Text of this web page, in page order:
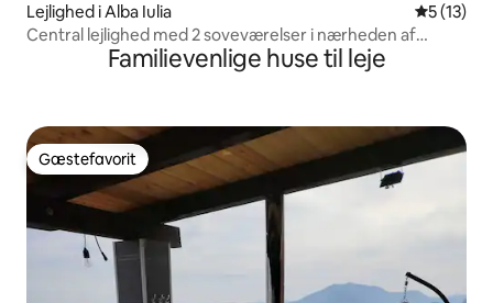
Lejlighed i Alba Iulia 5 ud af 5
5 (13)
Central lejlighed med 2 soveværelser i nærheden af
Citadel & ParkFamilievenlige huse til leje
Gæstefavorit
Gæstefavorit